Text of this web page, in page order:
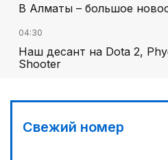
В Алматы – большое
04:30
Наш десант на Dota 2,
Shooter
Вычислен последний
дела
Свежий номер